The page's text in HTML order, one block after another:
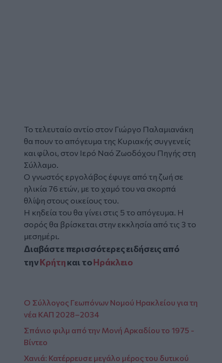
Το τελευταίο αντίο στον Γιώργο Παλαμιανάκη
θα πουν το απόγευμα της Κυριακής συγγενείς
και φίλοι, στον Ιερό Ναό Ζωοδόχου Πηγής στη
Σύλλαμο.
Ο γνωστός εργολάβος έφυγε από τη ζωή σε
ηλικία 76 ετών, με το χαμό του να σκορπά
θλίψη στους οικείους του.
Η κηδεία του θα γίνει στις 5 το απόγευμα. Η
σορός θα βρίσκεται στην εκκλησία από τις 3 το
μεσημέρι.
Διαβάστε περισσότερες ειδήσεις από
τηνΚρήτηκαι τοΗράκλειο
Ο Σύλλογος Γεωπόνων Νομού Ηρακλείου για τη
νέα ΚΑΠ 2028–2034
Σπάνιο φιλμ από την Μονή Αρκαδίου το 1975 -
Βίντεο
Χανιά: Κατέρρευσε μεγάλο μέρος του δυτικού